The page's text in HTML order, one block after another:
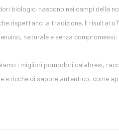
biologici nascono nei campi
rispettano la tradizione. Il
naturale e senza
i migliori pomodori calabresi,
ricche di sapore autentico, come